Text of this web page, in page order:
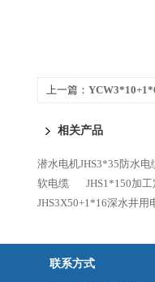
上一篇：
相关产品
潜水电机JHS3*35防水电
软电缆
JHS1*150加
JHS3X50+1*16深水井用
联系方式